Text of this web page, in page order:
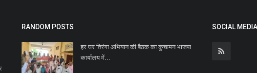
RANDOM POSTS
हर घर तिरंगा अभियान की बैठक का कुचामन भाजपा
कार्यालय में...
SOCIAL MEDIA